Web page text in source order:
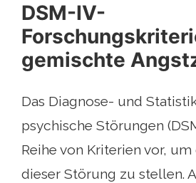
DSM-IV-
gemischte
Das Diagnose- und
psychische Störungen
Reihe von Kriterien vor,
dieser Störung zu stellen.